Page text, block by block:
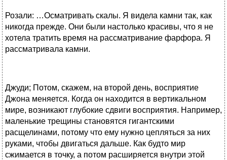
Розали: …Осматривать скалы. Я видела камни так, как
никогда прежде. Они были настолько красивы, что я не
хотела тратить время на рассматривание фарфора. Я
рассматривала камни.
Джуди; Потом, скажем, на второй день, восприятие
Джона меняется. Когда он находится в вертикальном
мире, возникают глубокие сдвиги восприятия. Например,
маленькие трещины становятся гигантскими
расщелинами, потому что ему нужно цепляться за них
руками, чтобы двигаться дальше. Как будто мир
сжимается в точку, а потом расширяется внутри этой